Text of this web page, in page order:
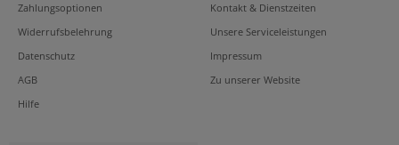
Zahlungsoptionen
Widerrufsbelehrung
Datenschutz
AGB
Hilfe
Kontakt & Dienstzeiten
Unsere Serviceleistungen
Impressum
Zu unserer Website